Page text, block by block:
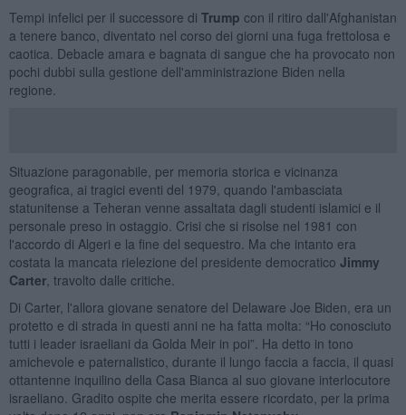
Tempi infelici per il successore di Trump con il ritiro dall'Afghanistan
a tenere banco, diventato nel corso dei giorni una fuga frettolosa e
caotica. Debacle amara e bagnata di sangue che ha provocato non
pochi dubbi sulla gestione dell'amministrazione Biden nella
regione.
Situazione paragonabile, per memoria storica e vicinanza
geografica, ai tragici eventi del 1979, quando l'ambasciata
statunitense a Teheran venne assaltata dagli studenti islamici e il
personale preso in ostaggio. Crisi che si risolse nel 1981 con
l'accordo di Algeri e la fine del sequestro. Ma che intanto era
costata la mancata rielezione del presidente democratico Jimmy
Carter, travolto dalle critiche.
Di Carter, l'allora giovane senatore del Delaware Joe Biden, era un
protetto e di strada in questi anni ne ha fatta molta: “Ho conosciuto
tutti i leader israeliani da Golda Meir in poi”. Ha detto in tono
amichevole e paternalistico, durante il lungo faccia a faccia, il quasi
ottantenne inquilino della Casa Bianca al suo giovane interlocutore
israeliano. Gradito ospite che merita essere ricordato, per la prima